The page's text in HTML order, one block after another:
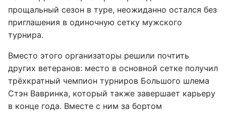
прощальный сезон в туре, неожиданно остался без
приглашения в одиночную сетку мужского
турнира.
Вместо этого организаторы решили почтить
других ветеранов: место в основной сетке получил
трёхкратный чемпион турниров Большого шлема
Стэн Вавринка, который также завершает карьеру
в конце года. Вместе с ним за бортом